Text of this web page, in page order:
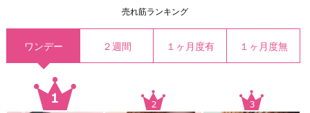
売れ筋ランキング
ワンデー ２週間 １ヶ月度有 １ヶ月度無